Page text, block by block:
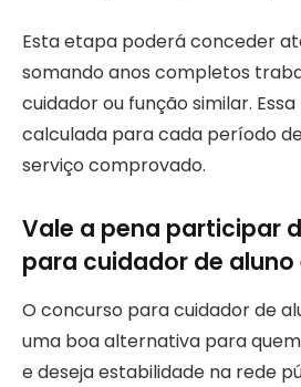
Esta etapa poderá conceder
somando anos completos
cuidador ou função similar.
calculada para cada período
serviço comprovado.
Vale a pena participar
para cuidador de aluno
O concurso para cuidador de
uma boa alternativa para
e deseja estabilidade na rede